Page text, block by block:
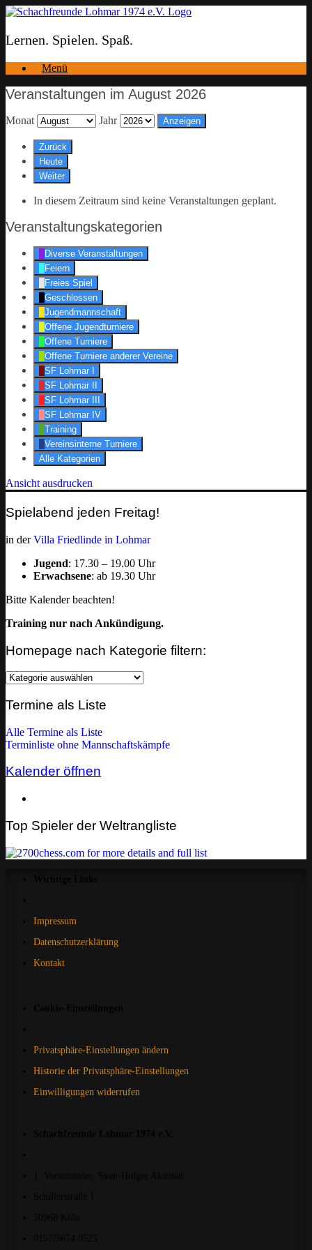
Zum
springen
Lernen. Spielen. Spaß.
Menü
Veranstaltungen im August 2026
Monat Jahr
Zurück
Heute
Weiter
In diesem Zeitraum sind keine Veranstaltungen geplant.
Veranstaltungskategorien
Diverse Veranstaltungen
Feiern
Freies Spiel
Geschlossen
Jugendmannschaft
Offene Jugendturniere
Offene Turniere
Offene Turniere anderer Vereine
SF Lohmar I
SF Lohmar II
SF Lohmar III
SF Lohmar IV
Training
Vereinsinterne Turniere
Alle Kategorien
Ansicht ausdrucken
Spielabend jeden Freitag!
in derVilla Friedlinde in Lohmar
Jugend: 17.30 – 19.00 Uhr
Erwachsene: ab 19.30 Uhr
Bitte Kalender beachten!
Training nur nach Ankündigung.
Homepage nach Kategorie filtern:
Homepage
Kategorie
Termine als Liste
Alle Termine als Liste
Terminliste ohne Mannschaftskämpfe
Kalender öffnen
Top Spieler der Weltrangliste
Impressum
Datenschutzerklärung
Kontakt
Privatsphäre-Einstellungen ändern
Historie der Privatsphäre-Einstellungen
Einwilligungen widerrufen